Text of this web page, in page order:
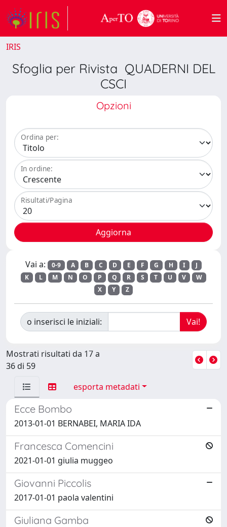
IRIS
Sfoglia per Rivista QUADERNI DEL
CSCI
Opzioni
Ordina per:
In ordine:
Risultati/Pagina
Vai a: 0-9 A B C D E F G H I
J
K
L M N O P Q R S T U V
W
X
Y Z
o inserisci le iniziali:
Mostrati risultati da 17 a
36 di 59
esporta metadati
Ecce Bombo
2013-01-01 BERNABEI, MARIA IDA
Francesca Comencini
2021-01-01 giulia muggeo
Giovanni Piccolis
2017-01-01 paola valentini
Giuliana Gamba